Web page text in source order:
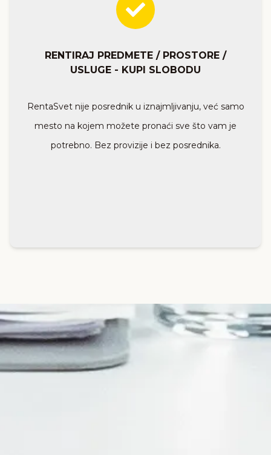
RENTIRAJ PREDMETE / PROSTORE /
USLUGE - KUPI SLOBODU
RentaSvet nije posrednik u iznajmljivanju, već samo
mesto na kojem možete pronaći sve što vam je
potrebno. Bez provizije i bez posrednika.